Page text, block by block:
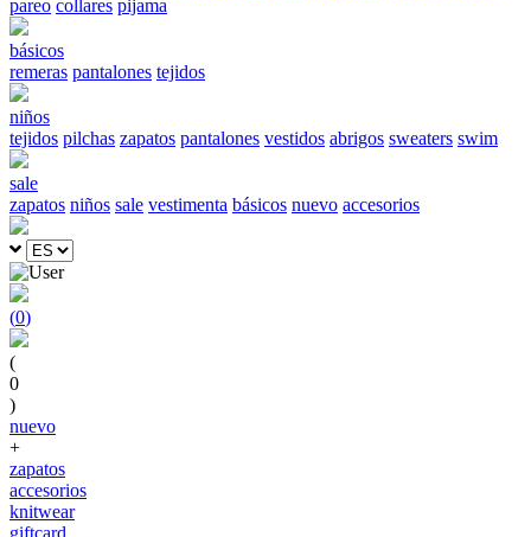
pareo collares pijama
básicos
remeras pantalones tejidos
niños
tejidos pilchas zapatos pantalones vestidos abrigos sweaters swim
sale
zapatos niños sale vestimenta básicos nuevo accesorios
(0)
(
0
)
nuevo
+
zapatos
accesorios
knitwear
giftcard